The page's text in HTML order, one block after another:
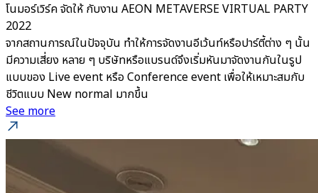
โนมอร์เวิร์ค จัดให้ กับงาน AEON METAVERSE VIRTUAL PARTY
2022
จากสถานการณ์ในปัจจุบัน ทำให้การจัดงานอีเว้นท์หรือปาร์ตี้ต่าง ๆ นั้น
มีความเสี่ยง หลาย ๆ บริษัทหรือแบรนด์จึงเริ่มหันมาจัดงานกันในรูป
แบบของ Live event หรือ Conference event เพื่อให้เหมาะสมกับ
ชีวิตแบบ New normal มากขึ้น
See more